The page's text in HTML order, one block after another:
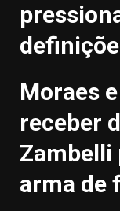
Moraes
receber
Zambelli
arma de